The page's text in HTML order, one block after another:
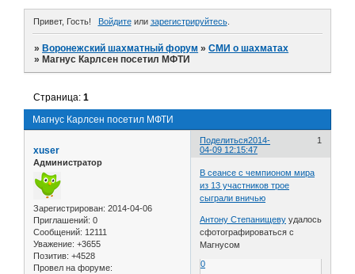
Привет, Гость! Войдитеили зарегистрируйтесь.
»Воронежский шахматный форум »СМИ о шахматах
»Магнус Карлсен посетил МФТИ
Магнус Карлсен посетил МФТИ
Страница:1
Поделиться 1
2014-
04-09 12:15:47
xuser
Администратор
Зарегистрирован: 2014-04-06
Приглашений: 0
Сообщений: 12111
Уважение: +3655
Позитив: +4528
Провел на форуме:
В сеансе с чемпионом мира
из 13 участников трое
сыграли вничью
Антону Степанищеву удалось
сфотографироваться с
Магнусом
0